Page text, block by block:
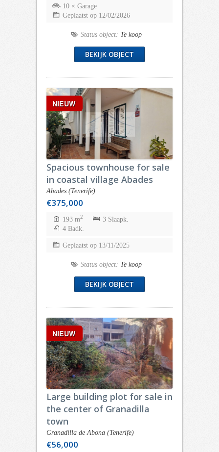
10 × Garage
Geplaatst op 12/02/2026
Status object: Te koop
BEKIJK OBJECT
NIEUW
Spacious townhouse for sale
in coastal village Abades
Abades (Tenerife)
€375,000
193 m2
3 Slaapk.
4 Badk.
Geplaatst op 13/11/2025
Status object: Te koop
BEKIJK OBJECT
NIEUW
Large building plot for sale in
the center of Granadilla
town
Granadilla de Abona (Tenerife)
€56,000